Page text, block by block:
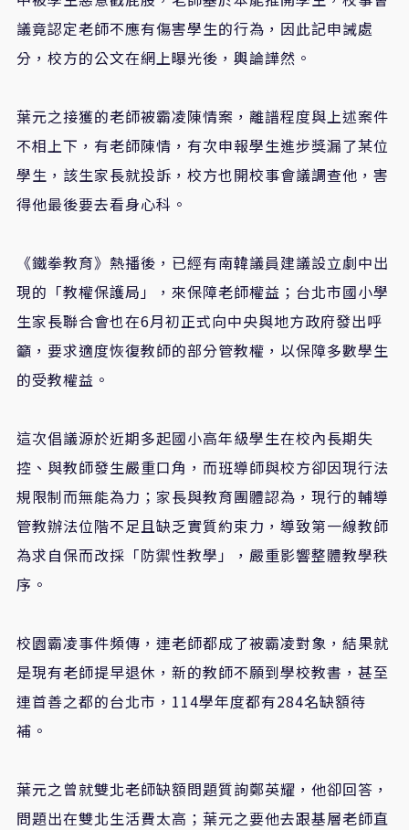
議竟認定老師不應有傷害學生的行為，因此記申誡處
分，校方的公文在網上曝光後，輿論譁然。
葉元之接獲的老師被霸凌陳情案，離譜程度與上述案件
不相上下，有老師陳情，有次申報學生進步獎漏了某位
學生，該生家長就投訴，校方也開校事會議調查他，害
得他最後要去看身心科。
《鐵拳教育》熱播後，已經有南韓議員建議設立劇中出
現的「教權保護局」，來保障老師權益；台北市國小學
生家長聯合會也在6月初正式向中央與地方政府發出呼
籲，要求適度恢復教師的部分管教權，以保障多數學生
的受教權益。
這次倡議源於近期多起國小高年級學生在校內長期失
控、與教師發生嚴重口角，而班導師與校方卻因現行法
規限制而無能為力；家長與教育團體認為，現行的輔導
管教辦法位階不足且缺乏實質約束力，導致第一線教師
為求自保而改採「防禦性教學」，嚴重影響整體教學秩
序。
校園霸凌事件頻傳，連老師都成了被霸凌對象，結果就
是現有老師提早退休，新的教師不願到學校教書，甚至
連首善之都的台北市，114學年度都有284名缺額待
補。
葉元之曾就雙北老師缺額問題質詢鄭英耀，他卻回答，
問題出在雙北生活費太高；葉元之要他去跟基層老師直